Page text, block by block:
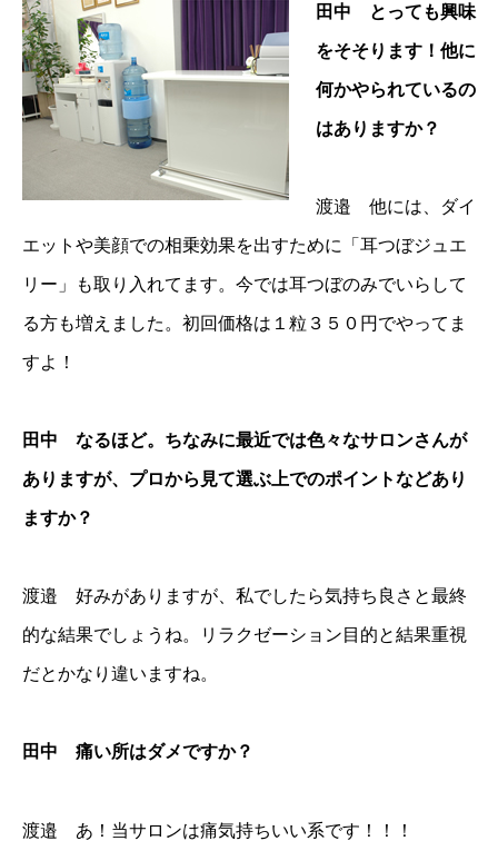
田中 とっても興味
をそそります！他に
何かやられているの
はありますか？
渡邉 他には、ダイ
エットや美顔での相乗効果を出すために「耳つぼジュエ
リー」も取り入れてます。今では耳つぼのみでいらして
る方も増えました。初回価格は１粒３５０円でやってま
すよ！
田中 なるほど。ちなみに最近では色々なサロンさんが
ありますが、プロから見て選ぶ上でのポイントなどあり
ますか？
渡邉 好みがありますが、私でしたら気持ち良さと最終
的な結果でしょうね。リラクゼーション目的と結果重視
だとかなり違いますね。
田中 痛い所はダメですか？
渡邉 あ！当サロンは痛気持ちいい系です！！！